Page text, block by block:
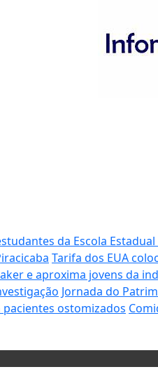
da Escola
Tarifa dos EUA
e aproxima jovens da
Jornada do
ostomizados